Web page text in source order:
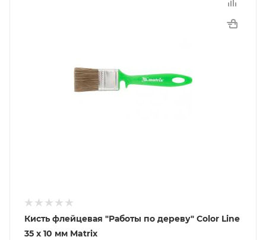
Кисть флейцевая "Работы по дереву" Color Line
35 х 10 мм Matrix